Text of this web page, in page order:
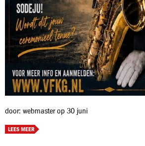
door: webmaster op 30 juni
LEES MEER